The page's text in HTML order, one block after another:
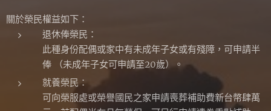
關於榮民權益如下：
退休俸榮民：
此種身份配偶或家中有未成年子女或有殘障，可申請半
俸 （未成年子女可申請至20歲）。
就養榮民：
可向榮服處或榮譽國民之家申請喪葬補助費新台幣肆萬